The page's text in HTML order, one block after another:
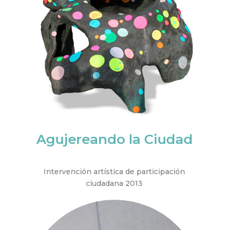
Agujereando la Ciudad
Intervención artística de participación
ciudadana 2013